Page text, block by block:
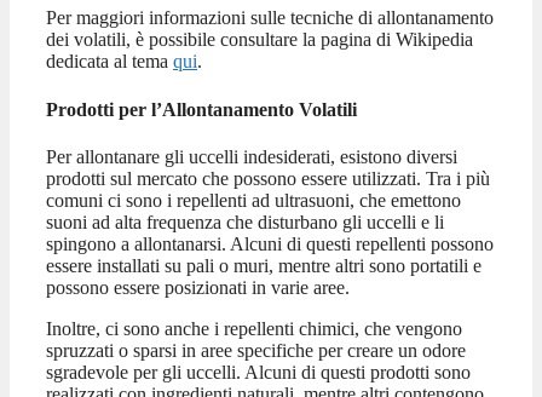
Per maggiori informazioni sulle tecniche di allontanamento
dei volatili, è possibile consultare la pagina di Wikipedia
dedicata al tema qui.
Prodotti per l’Allontanamento Volatili
Per allontanare gli uccelli indesiderati, esistono diversi
prodotti sul mercato che possono essere utilizzati. Tra i più
comuni ci sono i repellenti ad ultrasuoni, che emettono
suoni ad alta frequenza che disturbano gli uccelli e li
spingono a allontanarsi. Alcuni di questi repellenti possono
essere installati su pali o muri, mentre altri sono portatili e
possono essere posizionati in varie aree.
Inoltre, ci sono anche i repellenti chimici, che vengono
spruzzati o sparsi in aree specifiche per creare un odore
sgradevole per gli uccelli. Alcuni di questi prodotti sono